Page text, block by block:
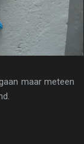
maar meteen